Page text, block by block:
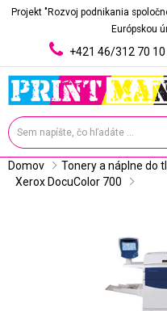
Projekt "Rozvoj podnikania
Európskou
+421 46/312 70 10
Domov Tonery a náplne do
Xerox DocuColor 700